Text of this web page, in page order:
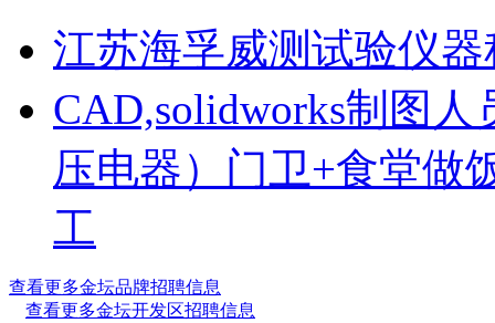
江苏海孚威测试验仪
CAD,solidworks制图人
压电器） 门卫+食堂做
工
查看更多金坛品牌招聘信息
查看更多金坛开发区招聘信息